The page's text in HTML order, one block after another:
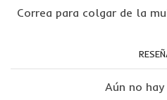
Correa para colgar de la
Aún no hay